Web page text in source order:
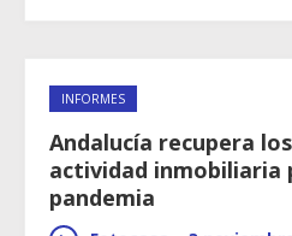
INFORMES
Andalucía recupera
actividad inmobiliaria
pandemia